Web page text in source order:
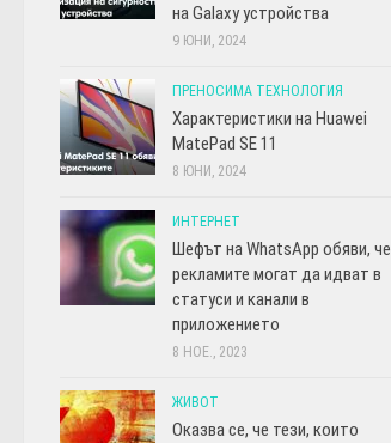
на Galaxy устройства
9 ЮНИ, 2024
ПРЕНОСИМА ТЕХНОЛОГИЯ
Характеристики на Huawei
MatePad SE 11
8 ЮНИ, 2024
ИНТЕРНЕТ
Шефът на WhatsApp обяви, че
рекламите могат да идват в
статуси и канали в
приложението
8 НОЕ., 2023
ЖИВОТ
Оказва се, че тези, които